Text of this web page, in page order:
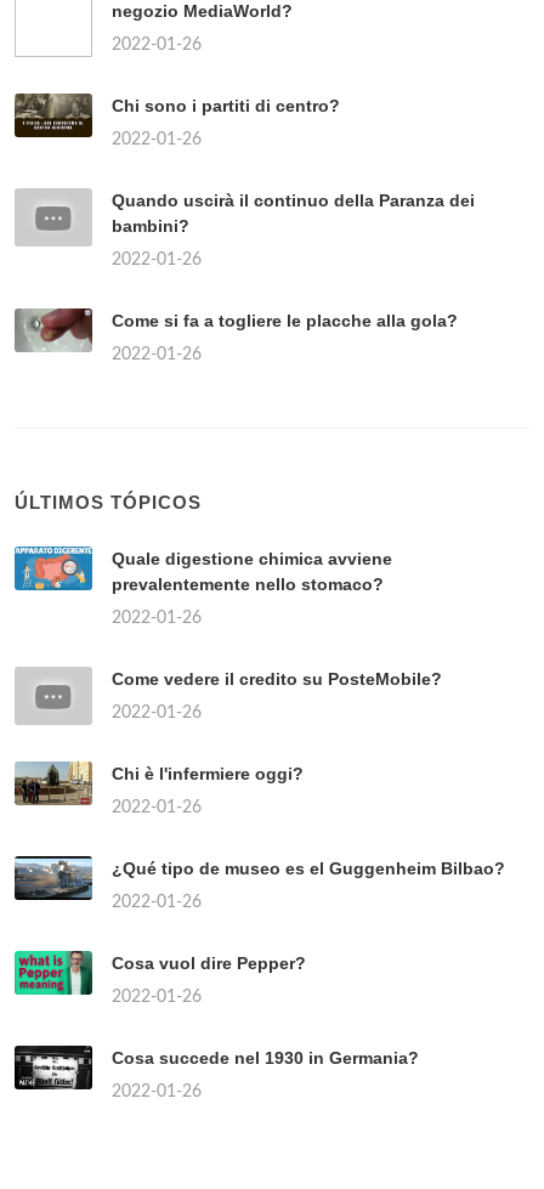
negozio MediaWorld?
2022-01-26
Chi sono i partiti di centro?
2022-01-26
Quando uscirà il continuo della Paranza dei
bambini?
2022-01-26
Come si fa a togliere le placche alla gola?
2022-01-26
ÚLTIMOS TÓPICOS
Quale digestione chimica avviene
prevalentemente nello stomaco?
2022-01-26
Come vedere il credito su PosteMobile?
2022-01-26
Chi è l'infermiere oggi?
2022-01-26
¿Qué tipo de museo es el Guggenheim Bilbao?
2022-01-26
Cosa vuol dire Pepper?
2022-01-26
Cosa succede nel 1930 in Germania?
2022-01-26